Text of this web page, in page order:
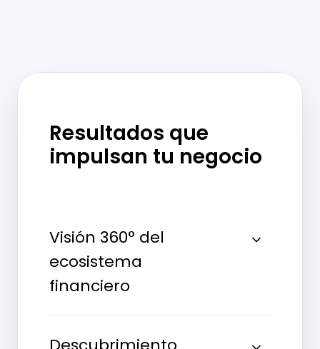
Resultados que
impulsan tu negocio
Visión 360° del
ecosistema
financiero